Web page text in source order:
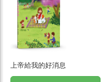
上帝給我的好消息